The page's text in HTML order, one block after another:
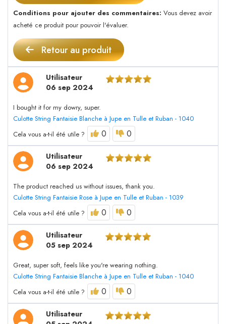
Conditions pour ajouter des commentaires: Vous devez avoir
acheté ce produit pour pouvoir l'évaluer.
Retour au produit
Utilisateur
06 sep 2024
I bought it for my dowry, super.
Culotte String Fantaisie Blanche à Jupe en Tulle et Ruban - 1040
Cela vous a-t-il été utile ?
0 0
Utilisateur
06 sep 2024
The product reached us without issues, thank you.
Culotte String Fantaisie Rose à Jupe en Tulle et Ruban - 1039
Cela vous a-t-il été utile ?
0 0
Utilisateur
05 sep 2024
Great, super soft, feels like you're wearing nothing.
Culotte String Fantaisie Blanche à Jupe en Tulle et Ruban - 1040
Cela vous a-t-il été utile ?
0 0
Utilisateur